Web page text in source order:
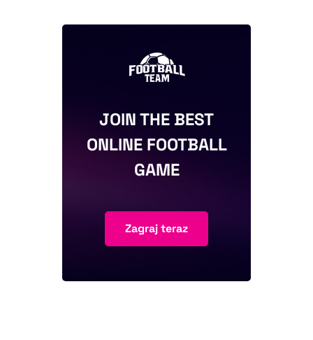
JOIN THE BEST
ONLINE FOOTBALL
GAME
Zagraj teraz